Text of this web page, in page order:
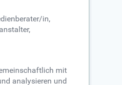
in,
mit
analysieren und